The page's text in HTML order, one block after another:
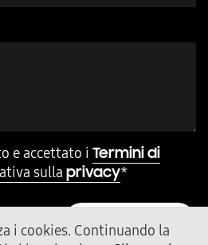
e accettato i Termini di
sulla privacy*
INVIA MESSAGGIO
i cookies. Continuando la